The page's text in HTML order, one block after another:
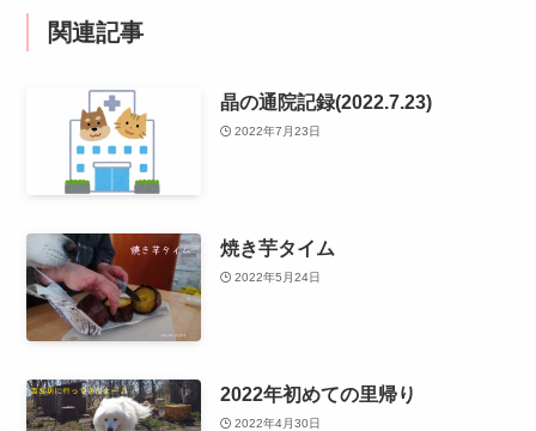
関連記事
晶の通院記録(2022.7.23)
2022年7月23日
焼き芋タイム
2022年5月24日
2022年初めての里帰り
2022年4月30日